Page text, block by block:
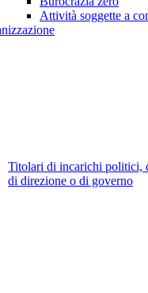
Attività soggette a
Titolari di incarichi politici,
di direzione o di governo